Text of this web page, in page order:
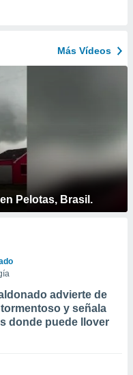
Más Vídeos
Pelotas, Brasil.
advierte de
y señala
donde puede llover